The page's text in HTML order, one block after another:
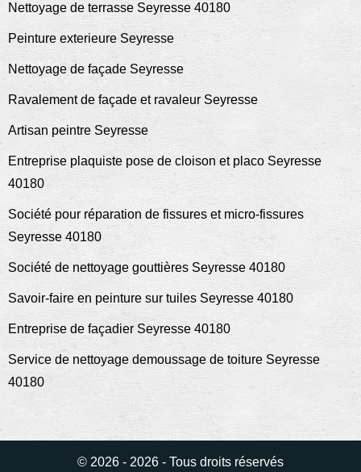
Nettoyage de terrasse Seyresse 40180
Peinture exterieure Seyresse
Nettoyage de façade Seyresse
Ravalement de façade et ravaleur Seyresse
Artisan peintre Seyresse
Entreprise plaquiste pose de cloison et placo Seyresse
40180
Société pour réparation de fissures et micro-fissures
Seyresse 40180
Société de nettoyage gouttières Seyresse 40180
Savoir-faire en peinture sur tuiles Seyresse 40180
Entreprise de façadier Seyresse 40180
Service de nettoyage demoussage de toiture Seyresse
40180
© 2026 - 2026 - Tous droits réservés